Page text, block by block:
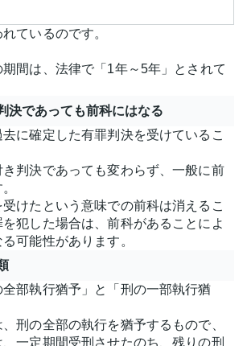
ているのです。
間は、法律で「1年～5年」とされて
決であっても前科にはなる
に確定した有罪判決を受けているこ
判決であっても変わらず、一般に前
けたという意味での前科は消えるこ
犯した場合は、前科があることによ
可能性があります。
部執行猶予」と「刑の一部執行猶
刑の全部の執行を猶予するもので、
一定期間受刑させたのち、残りの刑